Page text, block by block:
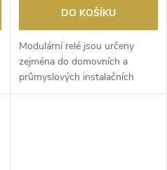
DO KOŠÍKU
Modulární relé jsou určeny
zejména do domovních a
průmyslových instalačních
rozváděčů. Jsou používá...